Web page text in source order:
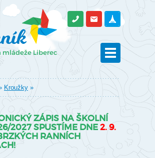
Kroužky »
ZÁPIS NA ŠKOLNÍ
2027 SPUSTÍME DNE2. 9.
RANNÍCH